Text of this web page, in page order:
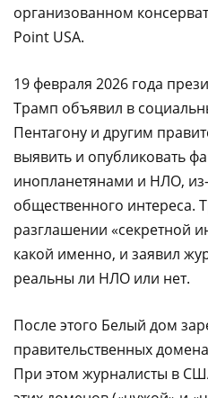
организованном
Point USA.
19 февраля 2026 года
Трамп объявил в
Пентагону и другим
выявить и опубликовать
инопланетянами и НЛО,
общественного интереса.
разглашении «секретной
какой именно, и заявил
реальны ли НЛО или нет.
После этого Белый дом
правительственных
При этом журналисты в